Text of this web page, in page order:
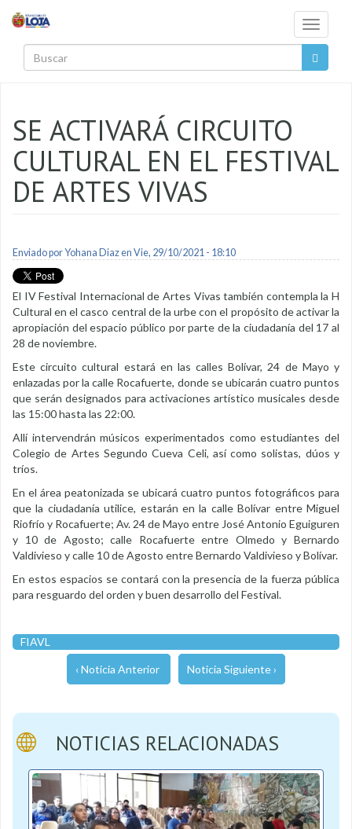
Toggle
SE ACTIVARÁ CIRCUITO
CULTURAL EN EL FESTIVAL
DE ARTES VIVAS
Enviado porYohana Diazen Vie, 29/10/2021 - 18:10
El IV Festival Internacional de Artes Vivas también contempla la H
Cultural en el casco central de la urbe con el propósito de activar la
apropiación del espacio público por parte de la ciudadanía del 17 al
28 de noviembre.
Este circuito cultural estará en las calles Bolívar, 24 de Mayo y
enlazadas por la calle Rocafuerte, donde se ubicarán cuatro puntos
que serán designados para activaciones artístico musicales desde
las 15:00 hasta las 22:00.
Allí intervendrán músicos experimentados como estudiantes del
Colegio de Artes Segundo Cueva Celi, así como solistas, dúos y
tríos.
En el área peatonizada se ubicará cuatro puntos fotográficos para
que la ciudadanía utilice, estarán en la calle Bolívar entre Miguel
Riofrío y Rocafuerte; Av. 24 de Mayo entre José Antonio Eguiguren
y 10 de Agosto; calle Rocafuerte entre Olmedo y Bernardo
Valdivieso y calle 10 de Agosto entre Bernardo Valdivieso y Bolívar.
En estos espacios se contará con la presencia de la fuerza pública
para resguardo del orden y buen desarrollo del Festival.
FIAVL
‹ Noticia Anterior Noticia Siguiente ›
NOTICIAS RELACIONADAS